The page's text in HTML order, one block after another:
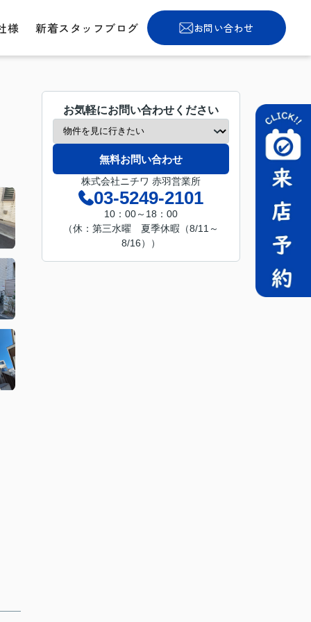
様 新着スタッフブログ お問い合わせ
お気軽にお問い合わせください
無料お問い合わせ
株式会社ニチワ 赤羽営業所
03-5249-2101
10：00～18：00
（休：第三水曜 夏季休暇（8/11～
8/16））